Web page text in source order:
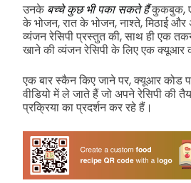
उनके बच्चे कुछ भी पका सकते हैंकुकबुक,
के भोजन, रात के भोजन, नाश्ते, मिठाई
व्यंजन रेसिपी प्रस्तुत की, साथ ही एक
खाने की व्यंजन रेसिपी के लिए एक क्यूआर
एक बार स्कैन किए जाने पर, क्यूआर कोड
वीडियो में ले जाते हैं जो अपने रेसिपी की
प्रक्रिया का प्रदर्शन कर रहे हैं।